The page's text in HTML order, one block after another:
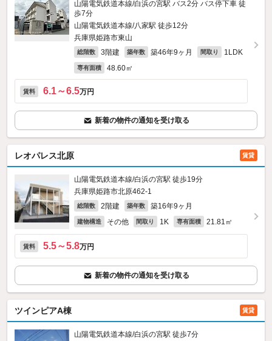
山陽電気鉄道本線/白浜の宮駅 バス2分 バス停下車 徒
歩7分
山陽電気鉄道本線/八家駅 徒歩12分
兵庫県姫路市東山
総階数 3階建 築年数 築46年9ヶ月 間取り 1LDK
専有面積 48.60㎡
賃料 6.1～6.5万円
新着の物件の通知を受け取る
レオパレス北原 賃貸
山陽電気鉄道本線/白浜の宮駅 徒歩19分
兵庫県姫路市北原462‐1
総階数 2階建 築年数 築16年9ヶ月
建物構造 その他 間取り 1K 専有面積 21.81㎡
賃料 5.5～5.8万円
新着の物件の通知を受け取る
ツインピアA棟 賃貸
山陽電気鉄道本線/白浜の宮駅 徒歩7分